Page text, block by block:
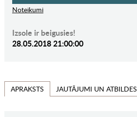
Noteikumi
Izsole ir beigusies!
28.05.2018 21:00:00
APRAKSTS JAUTĀJUMI UN ATBILDES